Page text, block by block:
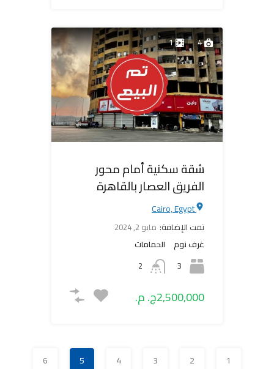
4
1
شقة سكنية أمام محور
الفريق العصار بالقاهرة
Cairo, Egypt
تمت الإضافة: مايو 2, 2024
غرف نوم
3
الحمامات
2
2,500,000ج. م.
1
2
3
4
5
6